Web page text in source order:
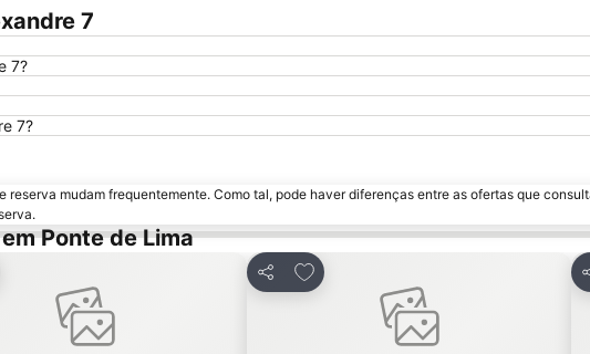
7
7?
7?
reserva mudam frequentemente. Como tal, pode haver diferenças entre as ofertas que
Ponte de Lima
aos favoritos
Partilhar
Adicionar aos favoritos